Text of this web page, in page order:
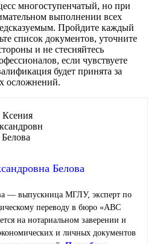
многоступенчатый, но при
выполнении всех
Пройдите каждый
список документов, уточните
и не стесняйтесь
если чувствуете
будет принята за
осложнений.
Белова
— выпускница МГЛУ, эксперт по
переводу в бюро «ABC
на нотариальном заверении и
и личных документов